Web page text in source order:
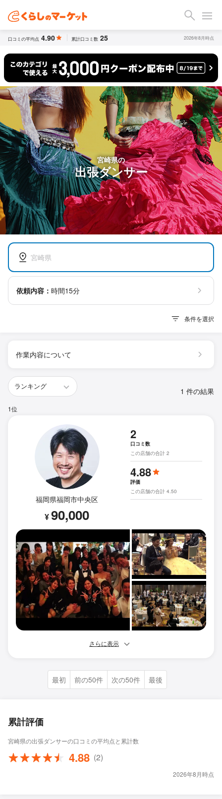
口コミの平均点 4.90 累計口コミ数 25 2026年8月時点
宮崎県の
出張ダンサー
宮崎県
依頼内容： 時間15分
条件を選択
作業内容について
1 件の結果
1位
福岡県福岡市中央区
¥90,000
2
口コミ数
この店舗の合計 2
4.88
評価
この店舗の合計 4.50
さらに表示
最初 前の50件 次の50件 最後
累計評価
宮崎県の出張ダンサーの口コミの平均点と累計数
4.88 (2)
2026年8月時点